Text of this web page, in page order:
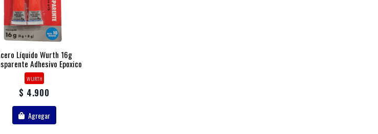
Líquido Wurth 16g
Adhesivo Epoxico
WURTH
$ 4.900
Agregar